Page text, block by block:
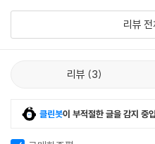
플라톤전집 7권을 동시에 펴냄으
[어렵다는 철학서가 술술 읽히는
천병희의 대화편들은 무엇보다 잘
는 점을 누구나 인정한다. 플라톤
리뷰
리뷰 3
클린봇이 부적절한 글을 감지 중